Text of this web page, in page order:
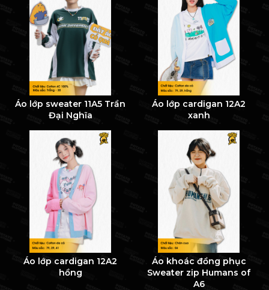
Áo lớp sweater 11A5 Trần
Đại Nghĩa
Áo lớp cardigan 12A2
xanh
Áo lớp cardigan 12A2
hồng
Áo khoác đồng phục
Sweater zip Humans of
A6